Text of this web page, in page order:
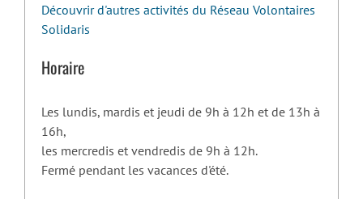
Découvrir d'autres activités du Réseau Volontaires
Solidaris
Horaire
Les lundis, mardis et jeudi de 9h à 12h et de 13h à
16h,
les mercredis et vendredis de 9h à 12h.
Fermé pendant les vacances d'été.